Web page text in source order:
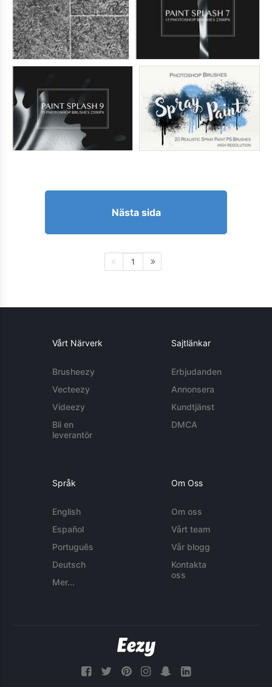
Nästa sida
1
Vårt Närverk
Brusheezy
Vecteezy
Videezy
Bli en
leverantör
Sajtlänkar
Erbjudanden
Annonsera
Kundtjänst
DMCA
Språk
English
Español
Português
Deutsch
Mer...
Om Oss
Om oss
Vårt team
Vår blogg
Kontakta
oss